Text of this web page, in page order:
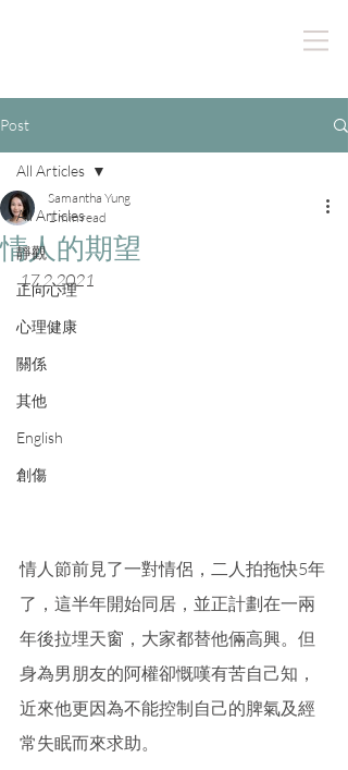
Post
All Articles
靜觀
正向心理
心理健康
關係
其他
English
創傷
All Articles
情人的期望
Samantha Yung
1 min read
17.2.2021
情人節前見了一對情侶，二人拍拖快5年
了，這半年開始同居，並正計劃在一兩
年後拉埋天窗，大家都替他倆高興。但
身為男朋友的阿權卻慨嘆有苦自己知，
近來他更因為不能控制自己的脾氣及經
常失眠而來求助。